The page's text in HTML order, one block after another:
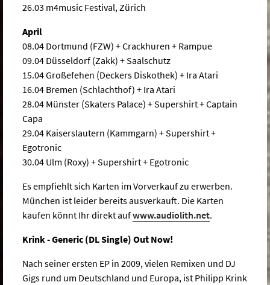
26.03 m4music Festival, Zürich
April
08.04 Dortmund (FZW) + Crackhuren + Rampue
09.04 Düsseldorf (Zakk) + Saalschutz
15.04 Großefehen (Deckers Diskothek) + Ira Atari
16.04 Bremen (Schlachthof) + Ira Atari
28.04 Münster (Skaters Palace) + Supershirt + Captain
Capa
29.04 Kaiserslautern (Kammgarn) + Supershirt +
Egotronic
30.04 Ulm (Roxy) + Supershirt + Egotronic
Es empfiehlt sich Karten im Vorverkauf zu erwerben.
München ist leider bereits ausverkauft. Die Karten
kaufen könnt Ihr direkt aufwww.audiolith.net.
Krink - Generic (DL Single) Out Now!
Nach seiner ersten EP in 2009, vielen Remixen und DJ
Gigs rund um Deutschland und Europa, ist Philipp Krink